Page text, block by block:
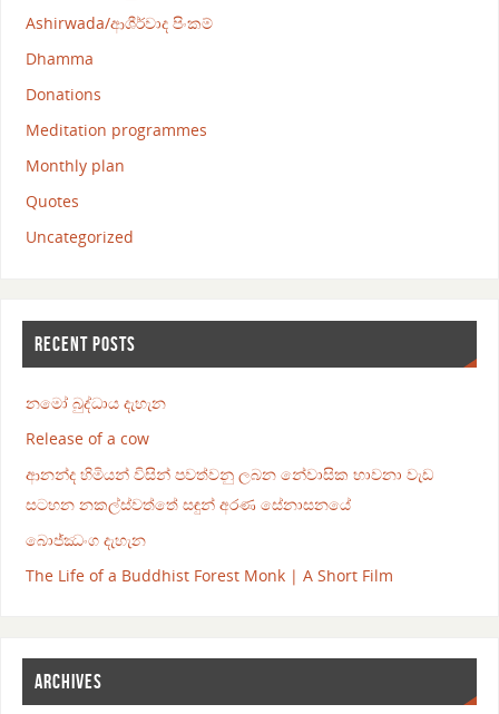
Ashirwada/ආශීර්වාද පිංකම්
Dhamma
Donations
Meditation programmes
Monthly plan
Quotes
Uncategorized
RECENT POSTS
නමෝ බුද්ධාය දැහැන
Release of a cow
ආනන්ද හිමියන් විසින් පවත්වනු ලබන නේවාසික භාවනා වැඩ
සටහන නකල්ස්වත්තේ සඳුන් අරණ සේනාසනයේ
බොජ්ඣංග දැහැන
The Life of a Buddhist Forest Monk | A Short Film
ARCHIVES